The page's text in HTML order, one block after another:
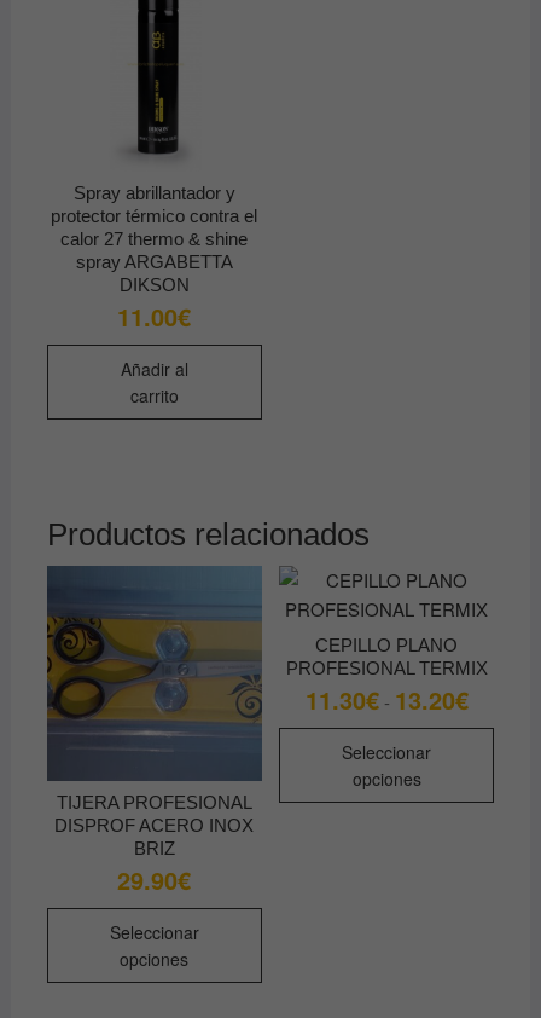
Spray abrillantador y
protector térmico contra el
calor 27 thermo & shine
spray ARGABETTA
DIKSON
11.00€
Añadir al
carrito
Productos relacionados
TIJERA PROFESIONAL
DISPROF ACERO INOX
BRIZ
29.90€
Seleccionar
opciones
Este
CEPILLO PLANO
PROFESIONAL TERMIX
11.30€ - 13.20€Rango
de
precios:
13.20€
Seleccionar
opciones
Este